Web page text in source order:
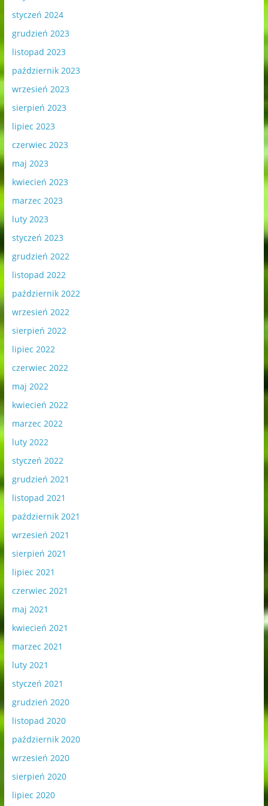
styczeń 2024
grudzień 2023
listopad 2023
październik 2023
wrzesień 2023
sierpień 2023
lipiec 2023
czerwiec 2023
maj 2023
kwiecień 2023
marzec 2023
luty 2023
styczeń 2023
grudzień 2022
listopad 2022
październik 2022
wrzesień 2022
sierpień 2022
lipiec 2022
czerwiec 2022
maj 2022
kwiecień 2022
marzec 2022
luty 2022
styczeń 2022
grudzień 2021
listopad 2021
październik 2021
wrzesień 2021
sierpień 2021
lipiec 2021
czerwiec 2021
maj 2021
kwiecień 2021
marzec 2021
luty 2021
styczeń 2021
grudzień 2020
listopad 2020
październik 2020
wrzesień 2020
sierpień 2020
lipiec 2020